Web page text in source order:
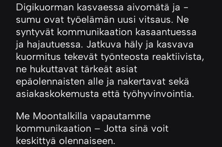
Digikuorman kasvaessa aivomätä ja -
sumu ovat työelämän uusi vitsaus. Ne
syntyvät kommunikaation kasaantuessa
ja hajautuessa. Jatkuva häly ja kasvava
kuormitus tekevät työnteosta reaktiivista,
ne hukuttavat tärkeät asiat
epäolennaisten alle ja nakertavat sekä
asiakaskokemusta että työhyvinvointia.
Me Moontalkilla vapautamme
kommunikaation – Jotta sinä voit
keskittyä olennaiseen.